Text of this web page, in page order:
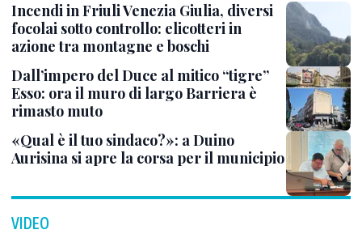
Incendi in Friuli Venezia Giulia, diversi
focolai sotto controllo: elicotteri in
azione tra montagne e boschi
Dall’impero del Duce al mitico “tigre”
Esso: ora il muro di largo Barriera è
rimasto muto
«Qual è il tuo sindaco?»: a Duino
Aurisina si apre la corsa per il municipio
VIDEO